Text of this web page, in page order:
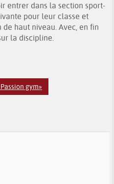
entrer dans la section sport-
pour leur classe et
haut niveau. Avec, en fin
la discipline.
gym»